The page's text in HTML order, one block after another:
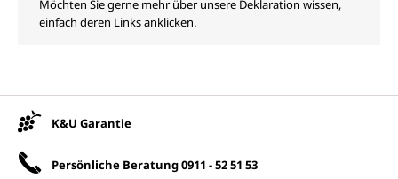
Möchten Sie gerne mehr über unsere Deklaration wissen,
einfach deren Links anklicken.
K&U Garantie
Persönliche Beratung0911 - 52 51 53